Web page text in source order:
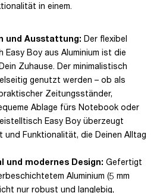
in einem.
und Ausstattung: Der flexibel
Boy aus Aluminium ist die
Zuhause. Der minimalistisch
genutzt werden – ob als
Zeitungsständer,
Ablage fürs Notebook oder
Easy Boy überzeugt
und Funktionalität, die Deinen Alltag
und modernes Design: Gefertigt
Aluminium (5 mm
nur robust und langlebig,